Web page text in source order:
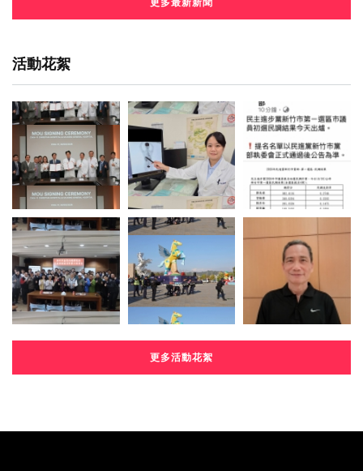
更多最新新聞
活動花絮
更多活動花絮